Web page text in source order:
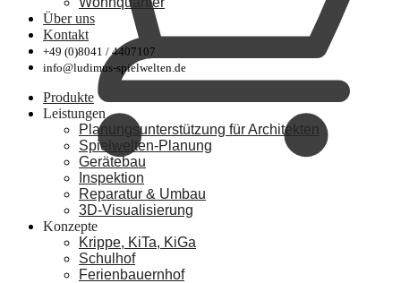
Über uns
Kontakt
+49 (0)8041 / 4407107
info@ludimus-spielwelten.de
Produkte
Leistungen
Planungsunterstützung für Architekten
Spielwelten-Planung
Gerätebau
Inspektion
Reparatur & Umbau
3D-Visualisierung
Konzepte
Krippe, KiTa, KiGa
Schulhof
Ferienbauernhof